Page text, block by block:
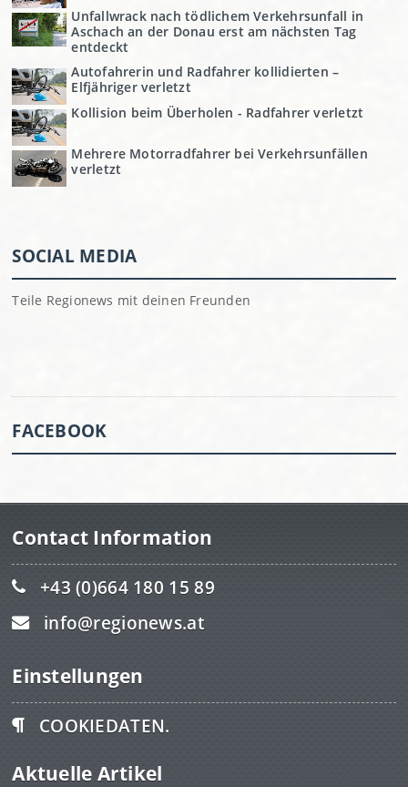
Unfallwrack nach tödlichem Verkehrsunfall in
Aschach an der Donau erst am nächsten Tag
entdeckt
Autofahrerin und Radfahrer kollidierten –
Elfjähriger verletzt
Kollision beim Überholen - Radfahrer verletzt
Mehrere Motorradfahrer bei Verkehrsunfällen
verletzt
SOCIAL MEDIA
Teile Regionews mit deinen Freunden
FACEBOOK
Contact Information
+43 (0)664 180 15 89
info@regionews.at
Einstellungen
COOKIEDATEN.
Aktuelle Artikel